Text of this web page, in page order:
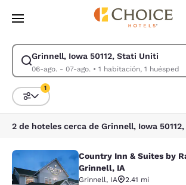
Pasar A Contenido Principal
Grinnell, Iowa 50112, Stati Uniti
06-ago. - 07-ago.• 1 habitación, 1 huésped
Modificar la búsqueda de Grinnell, Iowa
Ordenar y filtrar
1
Country Inn & Suites by
Country Inn & Suites by
Grinnell, IA
Grinnell, IA
2.41 mi